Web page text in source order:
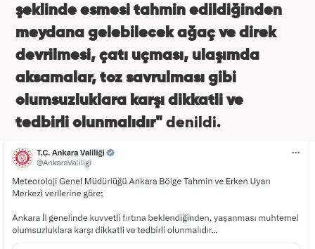
şeklinde esmesi tahmin edildiğinden
meydana gelebilecek ağaç ve direk
devrilmesi, çatı uçması, ulaşımda
aksamalar, toz savrulması gibi
olumsuzluklara karşı dikkatli ve
tedbirli olunmalıdır" denildi.